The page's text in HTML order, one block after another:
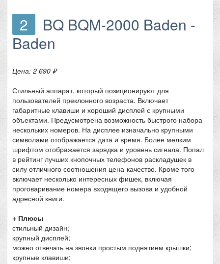
2
BQ BQM-2000 Baden -
Baden
Цена: 2 690 ₽
Стильный аппарат, который позиционируют для
пользователей преклонного возраста. Включает
габаритные клавиши и хороший дисплей с крупными
объектами. Предусмотрена возможность быстрого набора
нескольких номеров. На дисплее изначально крупными
символами отображается дата и время. Более мелким
шрифтом отображается зарядка и уровень сигнала. Попал
в рейтинг лучших кнопочных телефонов раскладушек в
силу отличного соотношения цена-качество. Кроме того
включает несколько интересных фишек, включая
проговаривание номера входящего вызова и удобной
адресной книги.
+ Плюсы
стильный дизайн;
крупный дисплей;
можно отвечать на звонки простым поднятием крышки;
крупные клавиши;